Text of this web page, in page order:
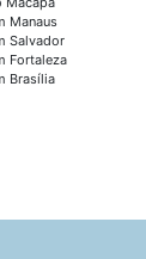
Manaus
Salvador
Fortaleza
Brasília